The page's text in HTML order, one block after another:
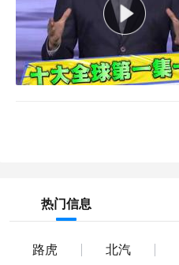
热门信息
路虎 北汽